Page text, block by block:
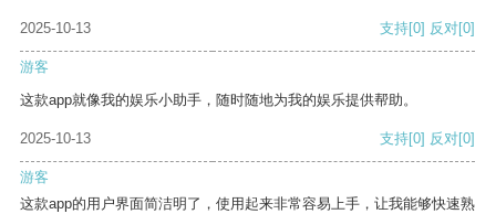
2025-10-13 支持[0] 反对[0]
游客
这款app就像我的娱乐小助手，随时随地为我的娱乐提供帮助。
2025-10-13 支持[0] 反对[0]
游客
这款app的用户界面简洁明了，使用起来非常容易上手，让我能够快速熟